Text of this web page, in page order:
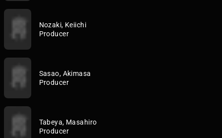
Nozaki, Keiichi
Producer
Sasao, Akimasa
Producer
Tabeya, Masahiro
Producer